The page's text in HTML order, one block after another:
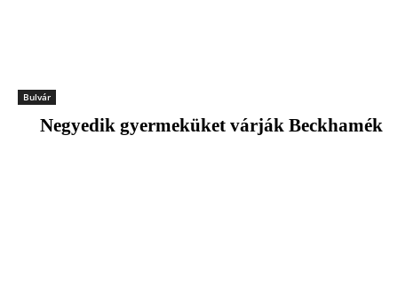
Bulvár
Negyedik gyermeküket várják Beckhamék